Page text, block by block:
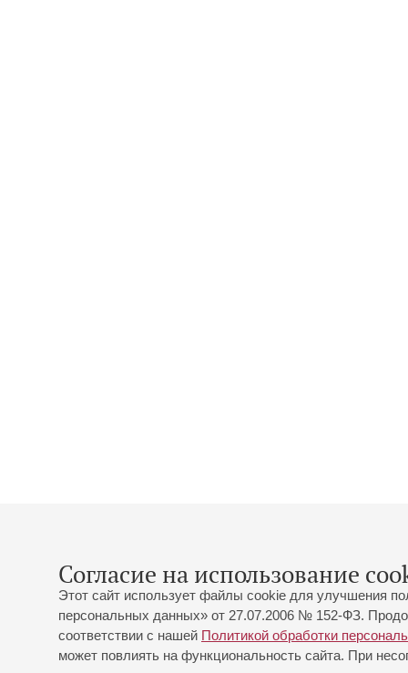
Согласие на использование
Этот сайт использует файлы cookie для улучшения
персональных данных» от 27.07.2006 № 152-ФЗ.
соответствии с нашей Политикой обработки
может повлиять на функциональность сайта. При